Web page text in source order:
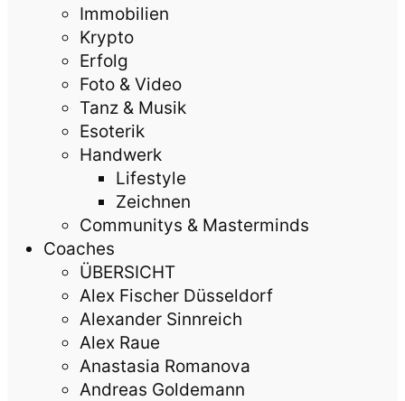
Immobilien
Krypto
Erfolg
Foto & Video
Tanz & Musik
Esoterik
Handwerk
Lifestyle
Zeichnen
Communitys & Masterminds
Coaches
ÜBERSICHT
Alex Fischer Düsseldorf
Alexander Sinnreich
Alex Raue
Anastasia Romanova
Andreas Goldemann